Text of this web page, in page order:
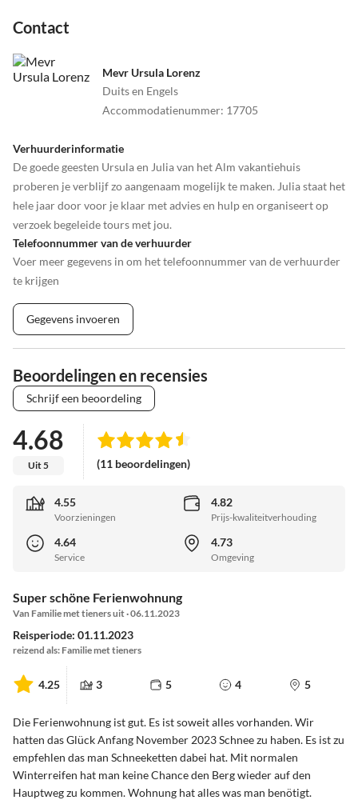
Contact
Mevr Ursula Lorenz
Duits en Engels
Accommodatienummer: 17705
Verhuurderinformatie
De goede geesten Ursula en Julia van het Alm vakantiehuis
proberen je verblijf zo aangenaam mogelijk te maken. Julia staat het
hele jaar door voor je klaar met advies en hulp en organiseert op
verzoek begeleide tours met jou.
Telefoonnummer van de verhuurder
Voer meer gegevens in om het telefoonnummer van de verhuurder
te krijgen
Gegevens invoeren
Beoordelingen en recensies
Schrijf een beoordeling
4.68
Uit 5 (11 beoordelingen)
4.55
Voorzieningen
4.82
Prijs-kwaliteitverhouding
4.64
Service
4.73
Omgeving
Super schöne Ferienwohnung
Van Familie met tieners uit · 06.11.2023
Reisperiode: 01.11.2023
reizend als: Familie met tieners
4.25 3 5 4 5
Die Ferienwohnung ist gut. Es ist soweit alles vorhanden. Wir
hatten das Glück Anfang November 2023 Schnee zu haben. Es ist zu
empfehlen das man Schneeketten dabei hat. Mit normalen
Winterreifen hat man keine Chance den Berg wieder auf den
Hauptweg zu kommen. Wohnung hat alles was man benötigt.